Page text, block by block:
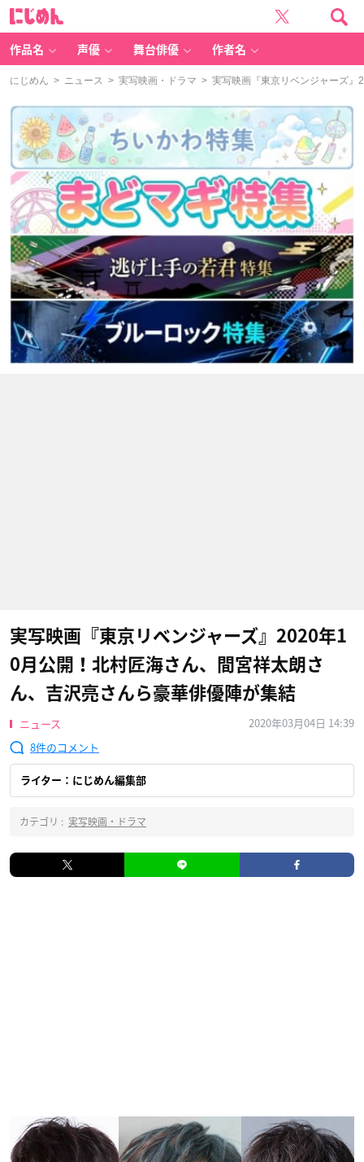
作品名 声優 舞台俳優 作者名
にじめん > ニュース > 実写映画・ドラマ > 実写映画『東京リベンジャーズ』
実写映画『東京リベンジャーズ』2020年1
0月公開！北村匠海さん、間宮祥太朗さ
ん、吉沢亮さんら豪華俳優陣が集結
ニュース
2020年03月04日 14:39
8
ライター：にじめん編集部
カテゴリ : 実写映画・ドラマ